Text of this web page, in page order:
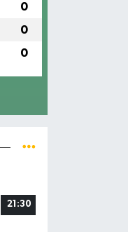
0
0
0
21:30